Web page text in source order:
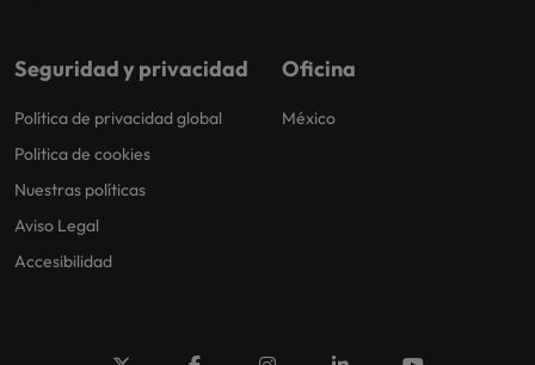
Seguridad y privacidad
Política de privacidad global
Politica de cookies
Nuestras políticas
Aviso Legal
Accesibilidad
Oficina
México